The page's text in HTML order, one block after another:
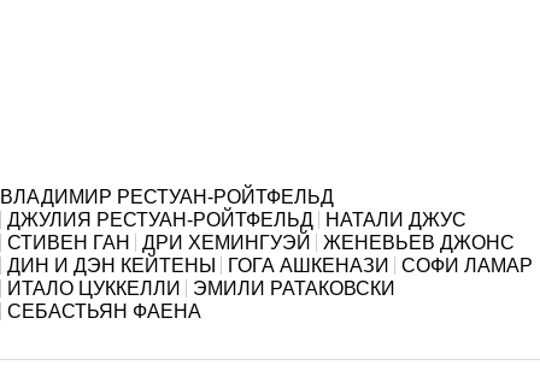
ВЛАДИМИР РЕСТУАН-РОЙТФЕЛЬД
ДЖУЛИЯ РЕСТУАН-РОЙТФЕЛЬД
НАТАЛИ ДЖУС
СТИВЕН ГАН
ДРИ ХЕМИНГУЭЙ
ЖЕНЕВЬЕВ ДЖОНС
ДИН И ДЭН КЕЙТЕНЫ
ГОГА АШКЕНАЗИ
СОФИ ЛАМАР
ИТАЛО ЦУККЕЛЛИ
ЭМИЛИ РАТАКОВСКИ
СЕБАСТЬЯН ФАЕНА